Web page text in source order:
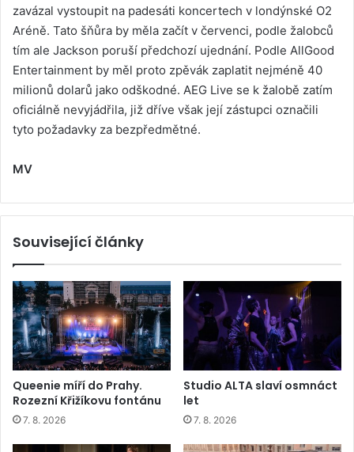
zavázal vystoupit na padesáti koncertech v londýnské O2
Aréně. Tato šňůra by měla začít v červenci, podle žalobců
tím ale Jackson poruší předchozí ujednání. Podle AllGood
Entertainment by měl proto zpěvák zaplatit nejméně 40
milionů dolarů jako odškodné. AEG Live se k žalobě zatím
oficiálně nevyjádřila, již dříve však její zástupci označili
tyto požadavky za bezpředmětné.
MV
Související články
Queenie míří do Prahy.
Rozezní Křižíkovu fontánu
7. 8. 2026
Studio ALTA slaví osmnáct
let
7. 8. 2026